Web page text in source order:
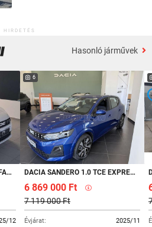
HIRDETÉS
Hasonló járművek
12
6
DACIA SANDERO 1.0 TCE EXPRESSION
6 869 000 Ft
7 119 000 Ft
Évjárat:
2025/11